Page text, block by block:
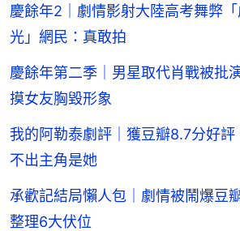
慶餘年2｜劇情影射大陸高考舞弊
光」網民：真敢拍
慶餘年第二季｜男星取代肖戰被
摸女友胸毀形象
我的阿勒泰劇評｜獲豆瓣8.7分好
不出主角是她
承歡記結局懶人包｜劇情被鬧爆豆
整理6大伏位